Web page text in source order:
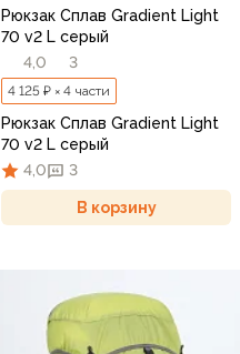
Рюкзак Сплав Gradient Light
70 v2 L серый
4,0
3
4 125 ₽ × 4 части
Рюкзак Сплав Gradient Light
70 v2 L серый
4,0
3
В корзину